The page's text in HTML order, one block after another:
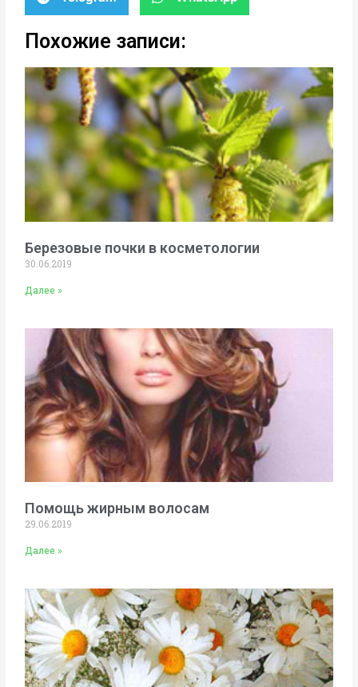
Похожие записи:
Березовые почки в косметологии
30.06.2019
Далее »
Помощь жирным волосам
29.06.2019
Далее »